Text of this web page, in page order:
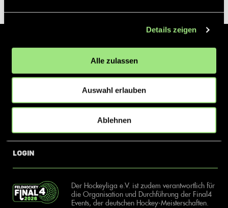
Details zeigen
Alle zulassen
Auswahl erlauben
Ablehnen
Der Hockeyliga e.V. ist verantwortlich für die Organisation und
der Halle. Insgesamt sind über 60 Vereine unter dem Dach der
Hockeyliga organisiert, sowohl im Herren als auch im Damen
News
Login
Kontakt
Der Hockeyliga e.V. ist zudem verantwortlich für
die Organisation und Durchführung der Final4
Events, der deutschen Hockey-Meisterschaften.